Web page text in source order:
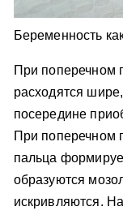
Беременность
При поперечном
расходятся
посередине
При поперечном
пальца
образуются
искривляются.